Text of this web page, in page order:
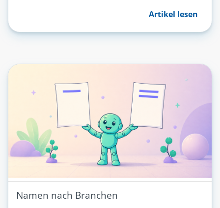
Artikel lesen
Namen nach Branchen